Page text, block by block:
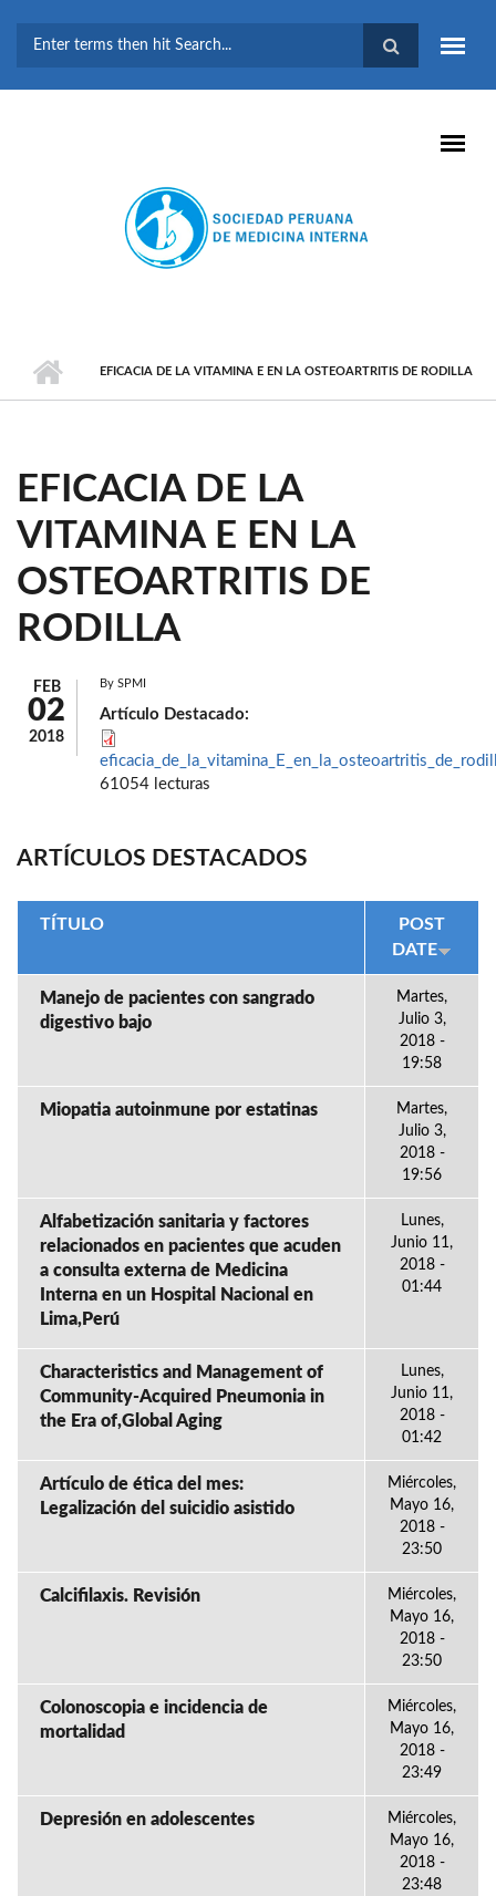
BÚSQUEDA
EFICACIA DE LA VITAMINA E EN LA OSTEOARTRITIS DE RODILLA
EFICACIA DE LA
VITAMINA E EN LA
OSTEOARTRITIS DE
RODILLA
FEB
02
2018
By SPMI
Artículo Destacado:
61054 lecturas
ARTÍCULOS DESTACADOS
TÍTULO
POST
DATE
Manejo de pacientes con sangrado
digestivo bajo
Martes,
Julio 3,
2018 -
19:58
Miopatia autoinmune por estatinas
Martes,
Julio 3,
2018 -
19:56
Alfabetización sanitaria y factores
relacionados en pacientes que acuden
a consulta externa de Medicina
Interna en un Hospital Nacional en
Lima,Perú
Lunes,
Junio 11,
2018 -
01:44
Characteristics and Management of
Community-Acquired Pneumonia in
the Era of,Global Aging
Lunes,
Junio 11,
2018 -
01:42
Artículo de ética del mes:
Legalización del suicidio asistido
Miércoles,
Mayo 16,
2018 -
23:50
Calcifilaxis. Revisión
Miércoles,
Mayo 16,
2018 -
23:50
Colonoscopia e incidencia de
mortalidad
Miércoles,
Mayo 16,
2018 -
23:49
Depresión en adolescentes
Miércoles,
Mayo 16,
2018 -
23:48